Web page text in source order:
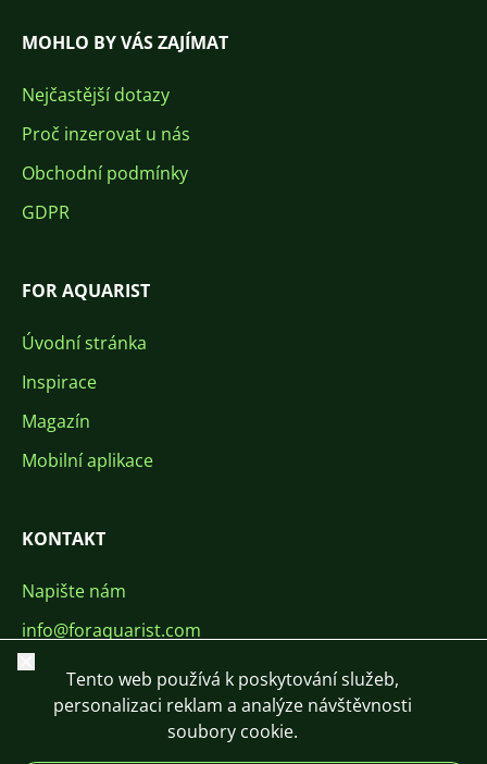
MOHLO BY VÁS ZAJÍMAT
Nejčastější dotazy
Proč inzerovat u nás
Obchodní podmínky
GDPR
FOR AQUARIST
Úvodní stránka
Inspirace
Magazín
Mobilní aplikace
KONTAKT
Napište nám
info@foraquarist.com
+420 603 449 602
Zavřít
Tento web používá k poskytování služeb,
personalizaci reklam a analýze návštěvnosti
soubory cookie.